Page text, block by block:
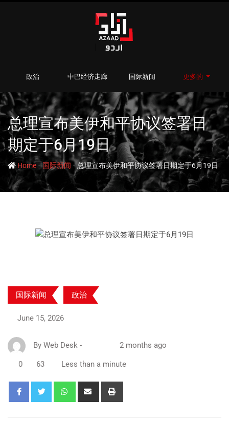
政治 中巴经济走廊 国际新闻 更多的
总理宣布美伊和平协议签署日
期定于6月19日
Home -国际新闻 -总理宣布美伊和平协议签署日期定于6月19日
国际新闻 政治
June 15, 2026
By Web Desk - 2 months ago
0 63 Less than a minute